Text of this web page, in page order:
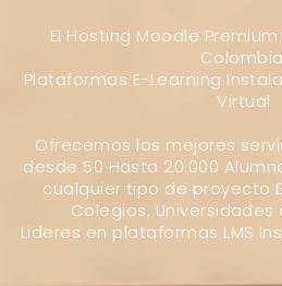
El Hosting Moodle
Plataformas E-Learning
Virtual
Ofrecemos los mejores
desde 50 Hasta 20.000
cualquier tipo de proyecto
Colegios, Universidades
Lideres en plataformas LMS